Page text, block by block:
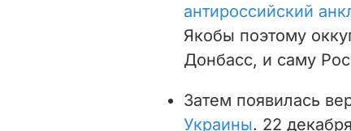
антироссийский
Якобы поэтому
Донбасс, и саму
Затем появилась
Украины. 22